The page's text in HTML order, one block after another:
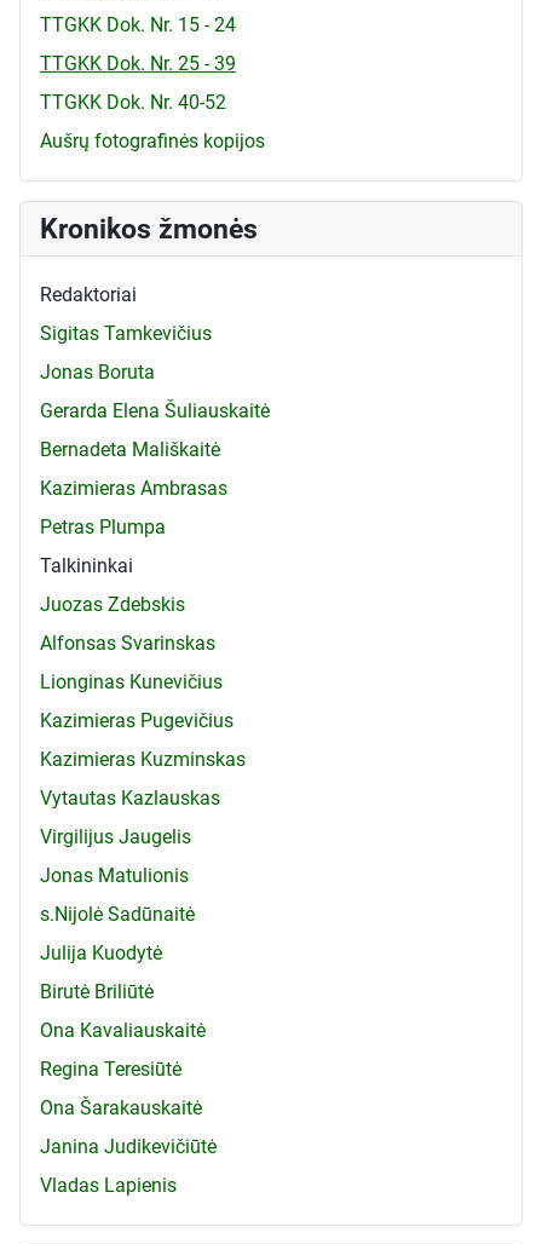
TTGKK Dok. Nr. 15 - 24
TTGKK Dok. Nr. 25 - 39
TTGKK Dok. Nr. 40-52
Aušrų fotografinės kopijos
Kronikos žmonės
Redaktoriai
Sigitas Tamkevičius
Jonas Boruta
Gerarda Elena Šuliauskaitė
Bernadeta Mališkaitė
Kazimieras Ambrasas
Petras Plumpa
Talkininkai
Juozas Zdebskis
Alfonsas Svarinskas
Lionginas Kunevičius
Kazimieras Pugevičius
Kazimieras Kuzminskas
Vytautas Kazlauskas
Virgilijus Jaugelis
Jonas Matulionis
s.Nijolė Sadūnaitė
Julija Kuodytė
Birutė Briliūtė
Ona Kavaliauskaitė
Regina Teresiūtė
Ona Šarakauskaitė
Janina Judikevičiūtė
Vladas Lapienis